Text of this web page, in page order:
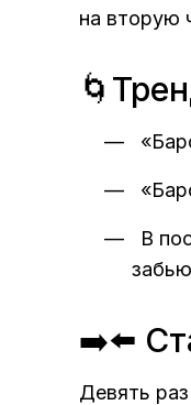
на вторую
В
➡️⬅️
Девять